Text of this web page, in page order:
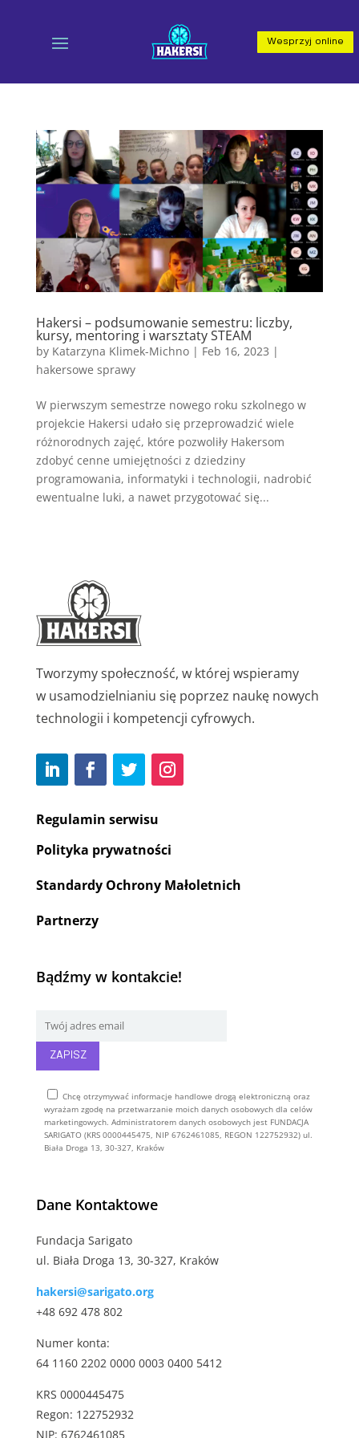
Wesprzyj online
Hakersi – podsumowanie semestru: liczby,
kursy, mentoring i warsztaty STEAM
by Katarzyna Klimek-Michno| Feb 16, 2023 |
hakersowe sprawy
W pierwszym semestrze nowego roku szkolnego w
projekcie Hakersi udało się przeprowadzić wiele
różnorodnych zajęć, które pozwoliły Hakersom
zdobyć cenne umiejętności z dziedziny
programowania, informatyki i technologii, nadrobić
ewentualne luki, a nawet przygotować się...
Tworzymy społeczność, w której wspieramy
w usamodzielnianiu się poprzez naukę nowych
technologii i kompetencji cyfrowych.
Regulamin serwisu
Polityka prywatności
Standardy Ochrony Małoletnich
Partnerzy
Bądźmy w kontakcie!
Chcę otrzymywać informacje handlowe drogą elektroniczną oraz
wyrażam zgodę na przetwarzanie moich danych osobowych dla celów
marketingowych. Administratorem danych osobowych jest FUNDACJA
SARIGATO (KRS 0000445475, NIP 6762461085, REGON 122752932) ul.
Biała Droga 13, 30-327, Kraków
Dane Kontaktowe
Fundacja Sarigato
ul. Biała Droga 13, 30-327, Kraków
hakersi@sarigato.org
+48 692 478 802
Numer konta:
64 1160 2202 0000 0003 0400 5412
KRS 0000445475
Regon: 122752932
NIP: 6762461085